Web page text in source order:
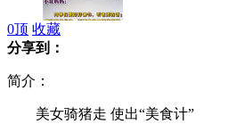
0顶 收藏
分享到：
简介：
美女骑猪走 使出“美食计”